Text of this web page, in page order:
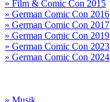
» Film & Comic Con 2015
» German Comic Con 2016
» German Comic Con 2017
» German Comic Con 2019
» German Comic Con 2023
» German Comic Con 2024
» Musik